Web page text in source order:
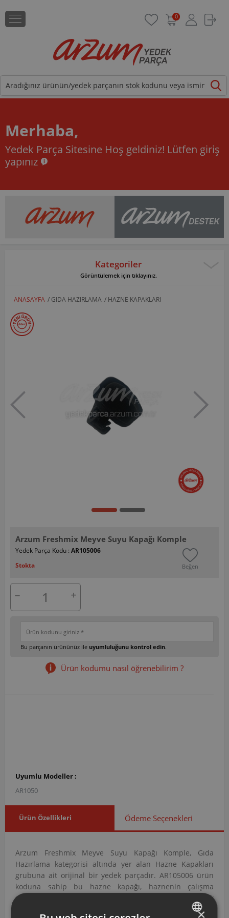
0
Merhaba,
Yedek Parça Sitesine Hoş geldiniz! Lütfen giriş
yapınız
Kategoriler
Görüntülemek için tıklayınız.
ANASAYFA / GIDA HAZIRLAMA / HAZNE KAPAKLARI
Arzum Freshmix Meyve Suyu Kapağı Komple
Yedek Parça Kodu : AR105006
Stokta
Beğen
Bu parçanın ürününüz ile uyumluluğunu kontrol edin.
Ürün kodumu nasıl öğrenebilirim ?
Uyumlu Modeller :
AR1050
Ürün Özellikleri Ödeme Seçenekleri
Arzum Freshmix Meyve Suyu Kapağı Komple, Gıda
Hazırlama kategorisi altında yer alan Hazne Kapakları
grubuna ait orijinal bir yedek parçadır. AR105006 ürün
koduna sahip bu hazne kapağı, haznenin çalışma
sırasında güvenli biçimde kapatılmasını sağlamak
×